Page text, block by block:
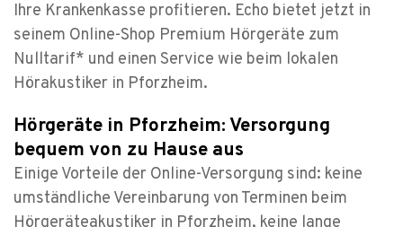
Ihre Krankenkasse profitieren. Echo bietet jetzt in
seinem Online-Shop Premium Hörgeräte zum
Nulltarif* und einen Service wie beim lokalen
Hörakustiker in Pforzheim.
Hörgeräte in Pforzheim: Versorgung
bequem von zu Hause aus
Einige Vorteile der Online-Versorgung sind: keine
umständliche Vereinbarung von Terminen beim